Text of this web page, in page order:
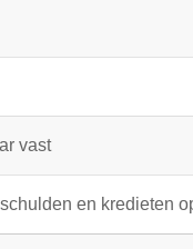
vast
en kredieten